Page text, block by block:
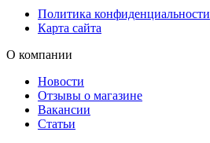
Политика конфиденциальности
Карта сайта
О компании
Новости
Отзывы о магазине
Вакансии
Статьи